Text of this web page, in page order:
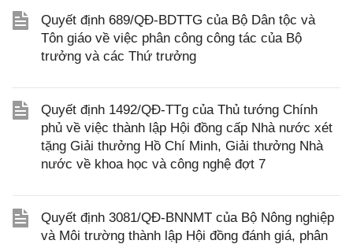
Quyết định 689/QĐ-BDTTG của Bộ Dân tộc và
Tôn giáo về việc phân công công tác của Bộ
trưởng và các Thứ trưởng
Quyết định 1492/QĐ-TTg của Thủ tướng Chính
phủ về việc thành lập Hội đồng cấp Nhà nước xét
tặng Giải thưởng Hồ Chí Minh, Giải thưởng Nhà
nước về khoa học và công nghệ đợt 7
Quyết định 3081/QĐ-BNNMT của Bộ Nông nghiệp
và Môi trường thành lập Hội đồng đánh giá, phân